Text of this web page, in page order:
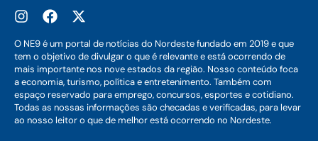
O NE9 é um portal de notícias do Nordeste fundado em 2019 e que
tem o objetivo de divulgar o que é relevante e está ocorrendo de
mais importante nos nove estados da região. Nosso conteúdo foca
a economia, turismo, política e entretenimento. Também com
espaço reservado para emprego, concursos, esportes e cotidiano.
Todas as nossas informações são checadas e verificadas, para levar
ao nosso leitor o que de melhor está ocorrendo no Nordeste.